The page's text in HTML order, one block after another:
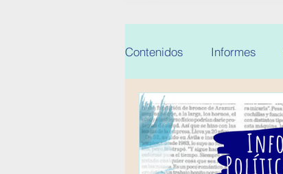
Contenidos Informes
Noticias y eventos